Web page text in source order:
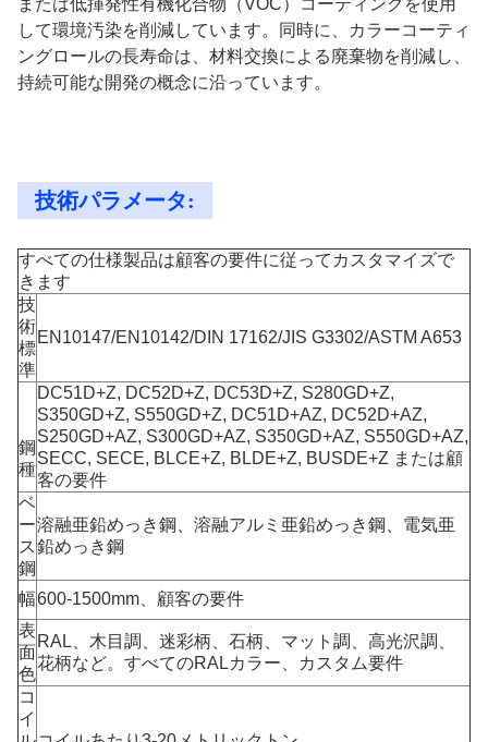
または低揮発性有機化合物（VOC）コーティングを使用
して環境汚染を削減しています。同時に、カラーコーティ
ングロールの長寿命は、材料交換による廃棄物を削減し、
持続可能な開発の概念に沿っています。
技術パラメータ:
すべての仕様製品は顧客の要件に従ってカスタマイズで
きます
技
術
標
準
EN10147/EN10142/DIN 17162/JIS G3302/ASTM A653
鋼
種
DC51D+Z, DC52D+Z, DC53D+Z, S280GD+Z,
S350GD+Z, S550GD+Z, DC51D+AZ, DC52D+AZ,
S250GD+AZ, S300GD+AZ, S350GD+AZ, S550GD+AZ,
SECC, SECE, BLCE+Z, BLDE+Z, BUSDE+Z または顧
客の要件
ベ
ー
ス
鋼
溶融亜鉛めっき鋼、溶融アルミ亜鉛めっき鋼、電気亜
鉛めっき鋼
幅600-1500mm、顧客の要件
表
面
色
RAL、木目調、迷彩柄、石柄、マット調、高光沢調、
花柄など。すべてのRALカラー、カスタム要件
コ
イ